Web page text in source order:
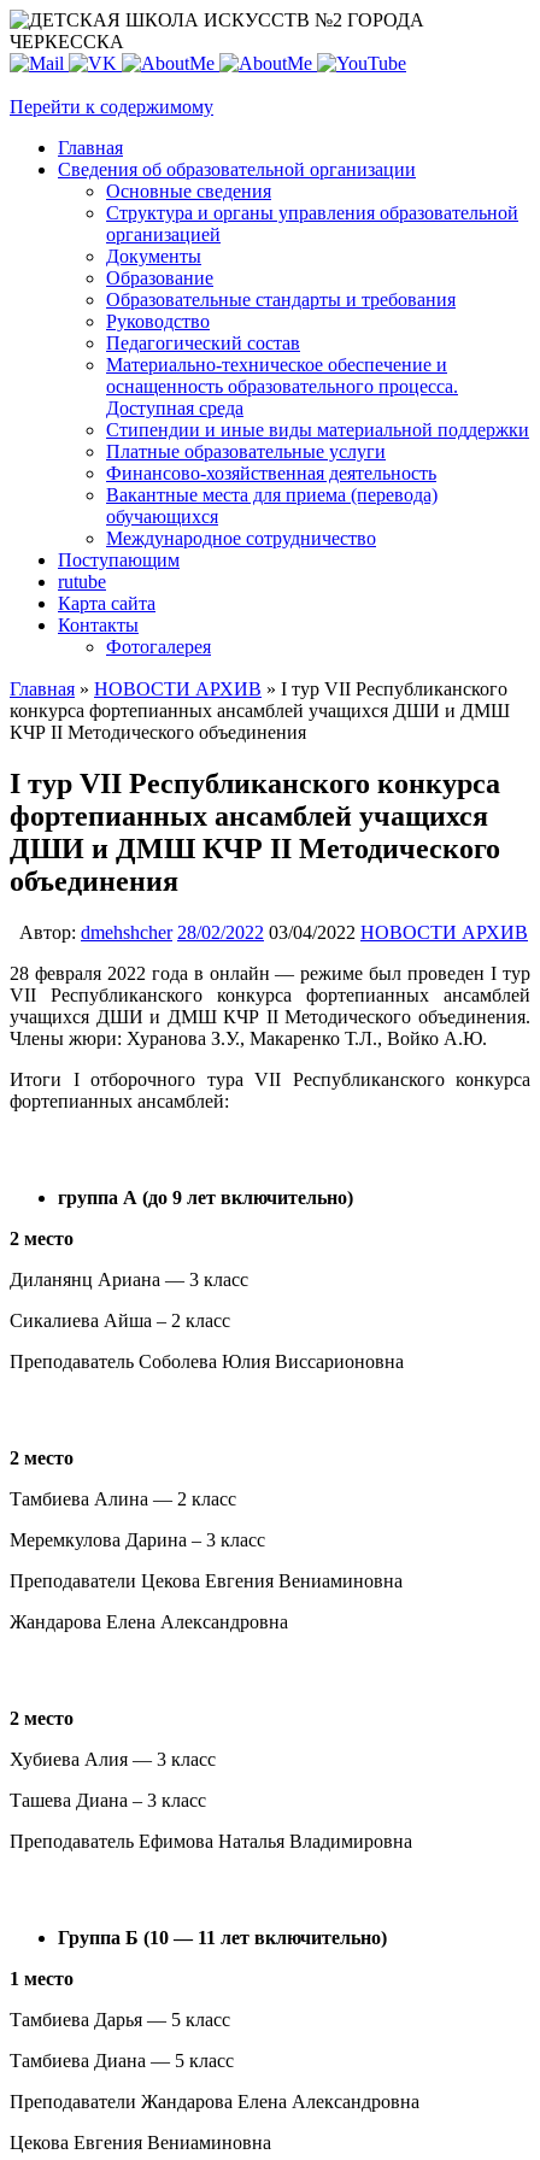
Перейти к содержимому
Главная
Сведения об образовательной организации
Основные сведения
Структура и органы управления образовательной
организацией
Документы
Образование
Образовательные стандарты и требования
Руководство
Педагогический состав
Материально-техническое обеспечение и
оснащенность образовательного процесса.
Доступная среда
Стипендии и иные виды материальной поддержки
Платные образовательные услуги
Финансово-хозяйственная деятельность
Вакантные места для приема (перевода)
обучающихся
Международное сотрудничество
Поступающим
rutube
Карта сайта
Контакты
Фотогалерея
Главная » НОВОСТИ АРХИВ » I тур VII Республиканского
конкурса фортепианных ансамблей учащихся ДШИ и ДМШ
КЧР II Методического объединения
I тур VII Республиканского конкурса
фортепианных ансамблей учащихся
ДШИ и ДМШ КЧР II Методического
объединения
Автор: dmehshcher 28/02/2022 03/04/2022 НОВОСТИ АРХИВ
28 февраля 2022 года в онлайн — режиме был проведен I тур
VII Республиканского конкурса фортепианных ансамблей
учащихся ДШИ и ДМШ КЧР II Методического объединения.
Члены жюри: Хуранова З.У., Макаренко Т.Л., Войко А.Ю.
Итоги I отборочного тура VII Республиканского конкурса
фортепианных ансамблей:
группа А (до 9 лет включительно)
2 место
Диланянц Ариана — 3 класс
Сикалиева Айша – 2 класс
Преподаватель Соболева Юлия Виссарионовна
2 место
Тамбиева Алина — 2 класс
Меремкулова Дарина – 3 класс
Преподаватели Цекова Евгения Вениаминовна
Жандарова Елена Александровна
2 место
Хубиева Алия — 3 класс
Ташева Диана – 3 класс
Преподаватель Ефимова Наталья Владимировна
Группа Б (10 — 11 лет включительно)
1 место
Тамбиева Дарья — 5 класс
Тамбиева Диана — 5 класс
Преподаватели Жандарова Елена Александровна
Цекова Евгения Вениаминовна